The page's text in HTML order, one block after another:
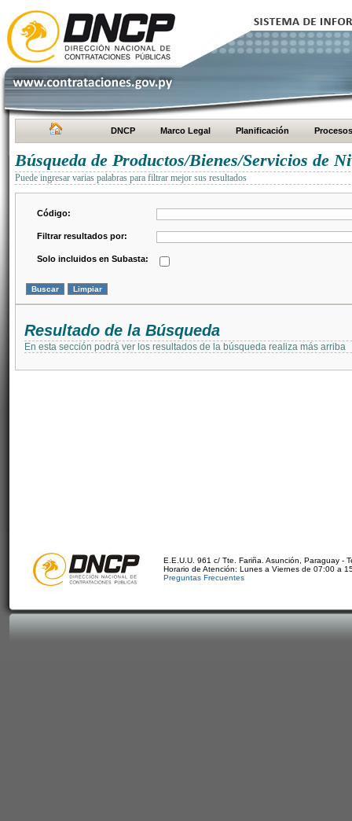
DNCP Marco Legal Planificación Procesos
Búsqueda de Productos/Bienes/Servicios de
Puede ingresar varias palabras para filtrar mejor sus resultados
Código:
Filtrar resultados por:
Solo incluidos en Subasta:
Resultado de la Búsqueda
En esta sección podrá ver los resultados de la búsqueda realiza más arriba
E.E.U.U. 961 c/ Tte. Fariña. Asunción, Paraguay -
Horario de Atención: Lunes a Viernes de 07:00 a
Preguntas Frecuentes